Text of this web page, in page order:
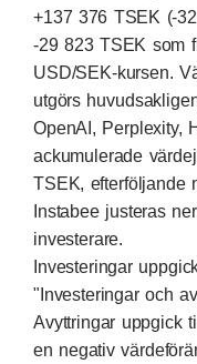
+137 376 TSEK (-
-29 823 TSEK som
USD/SEK-kursen.
utgörs
OpenAI, Perplexity,
ackumulerade
TSEK, efterföljande
Instabee justeras
investerare.
Investeringar
"Investeringar och
Avyttringar uppgick
en negativ